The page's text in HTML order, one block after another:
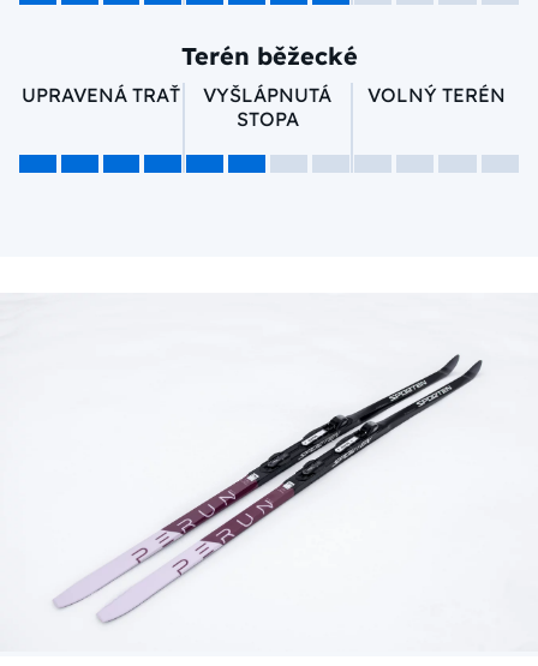
Terén běžecké
UPRAVENÁ TRAŤ
VYŠLÁPNUTÁ
STOPA
VOLNÝ TERÉN